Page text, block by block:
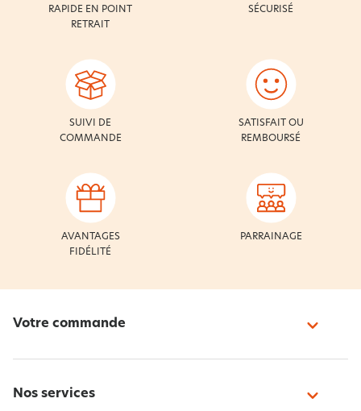
RAPIDE EN POINT
RETRAIT
SÉCURISÉ
SUIVI DE
COMMANDE
SATISFAIT OU
REMBOURSÉ
AVANTAGES
FIDÉLITÉ
PARRAINAGE
Votre commande
Nos services